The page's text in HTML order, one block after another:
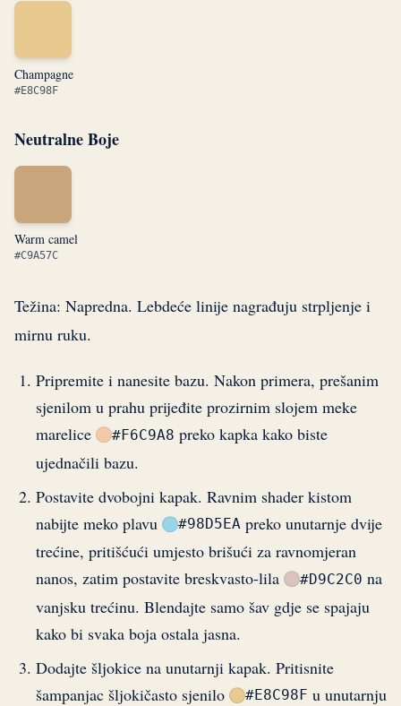
Champagne
#E8C98F
Neutralne Boje
Warm camel
#C9A57C
Težina: Napredna. Lebdeće linije nagrađuju strpljenje i
mirnu ruku.
Pripremite i nanesite bazu. Nakon primera, prešanim
sjenilom u prahu prijeđite prozirnim slojem meke
marelice
#F6C9A8 preko kapka kako biste
ujednačili bazu.
Postavite dvobojni kapak. Ravnim shader kistom
nabijte meko plavu
#98D5EA preko unutarnje dvije
trećine, pritišćući umjesto brišući za ravnomjeran
nanos, zatim postavite breskvasto-lila
#D9C2C0 na
vanjsku trećinu. Blendajte samo šav gdje se spajaju
kako bi svaka boja ostala jasna.
Dodajte šljokice na unutarnji kapak. Pritisnite
šampanjac šljokičasto sjenilo
#E8C98F u unutarnju